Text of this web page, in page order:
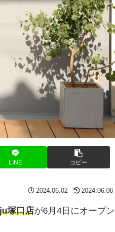
LINE コピー
2024.06.02 2024.06.06
塚口店が6月4日にオープン